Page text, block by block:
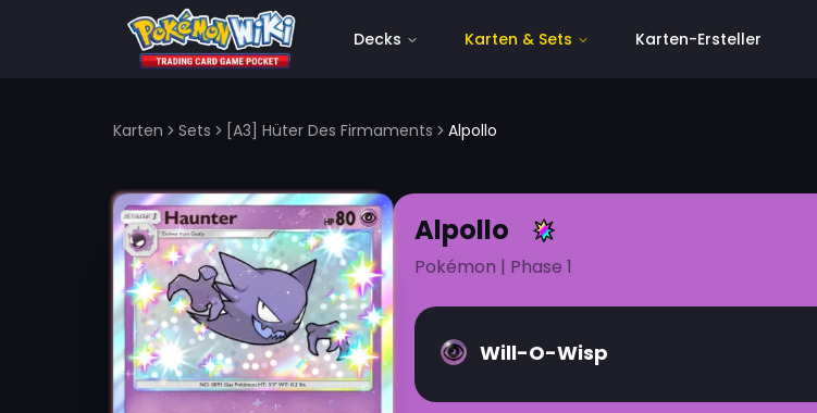
Karten Sets [A3] Hüter Des Firmaments Alpollo
Decks Karten & Sets Karten-Ersteller
Alpollo
Pokémon | Phase 1
Will-O-Wisp